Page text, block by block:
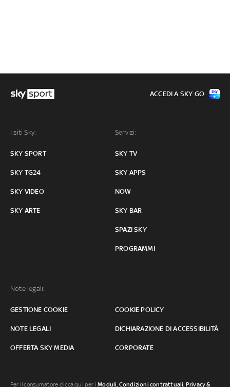
I siti Sky:
SKY SPORT
SKY TG24
SKY VIDEO
SKY ARTE
Servizi:
SKY TV
SKY APPS
NOW
SKY BAR
SPAZI SKY
PROGRAMMI
Note legali:
GESTIONE COOKIE COOKIE POLICY
NOTE LEGALI DICHIARAZIONE DI ACCESSIBILITÀ
OFFERTA SKY MEDIA CORPORATE
ACCEDI A SKY GO
Per il consumatore clicca qui per iModuli, Condizioni contrattuali, Privacy &